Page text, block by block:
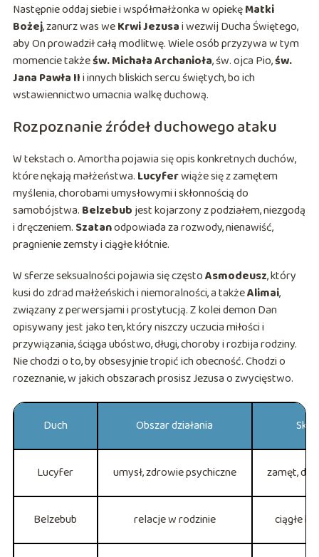
Następnie oddaj siebie i współmałżonka w opiekęMatki
Bożej, zanurz was weKrwi Jezusai wezwij Ducha Świętego,
aby On prowadził całą modlitwę. Wiele osób przyzywa w tym
momencie takżeśw. Michała Archanioła, św. ojca Pio,św.
Jana Pawła IIi innych bliskich sercu świętych, bo ich
wstawiennictwo umacnia walkę duchową.
Rozpoznanie źródeł duchowego ataku
W tekstach o. Amortha pojawia się opis konkretnych duchów,
które nękają małżeństwa. Lucyferwiąże się z zamętem
myślenia, chorobami umysłowymi i skłonnością do
samobójstwa. Belzebubjest kojarzony z podziałem, niezgodą
i dręczeniem. Szatanodpowiada za rozwody, nienawiść,
pragnienie zemsty i ciągłe kłótnie.
W sferze seksualności pojawia się częstoAsmodeusz, który
kusi do zdrad małżeńskich i niemoralności, a takżeAlimai,
związany z perwersjami i prostytucją. Z kolei demon Dan
opisywany jest jako ten, który niszczy uczucia miłości i
przywiązania, ściąga ubóstwo, długi, choroby i rozbija rodziny.
Nie chodzi o to, by obsesyjnie tropić ich obecność. Chodzi o
rozeznanie, w jakich obszarach prosisz Jezusa o zwycięstwo.
Duch Obszar działania
Lucyfer umysł, zdrowie psychiczne zamęt,
Belzebub relacje w rodzinie ciągłe